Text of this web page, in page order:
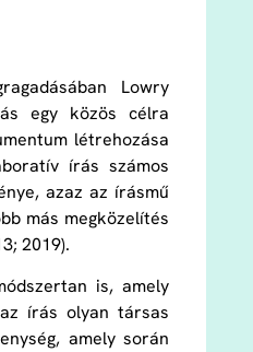
Lowry
egy közös célra
létrehozása
írás számos
azaz az írásmű
más megközelítés
2019).
is, amely
írás olyan társas
amely során